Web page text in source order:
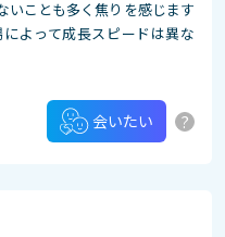
いことも多く焦りを感じます
よって成長スピードは異な
会いたい ?